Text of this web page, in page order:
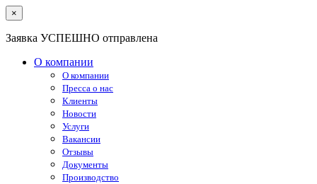
×
Заявка УСПЕШНО отправлена
О компании
О компании
Пресса о нас
Клиенты
Новости
Услуги
Вакансии
Отзывы
Документы
Производство